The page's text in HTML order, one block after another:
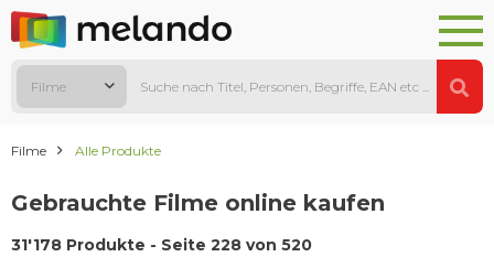
Filme
Filme Alle Produkte
Gebrauchte Filme online kaufen
31'178 Produkte - Seite 228 von 520